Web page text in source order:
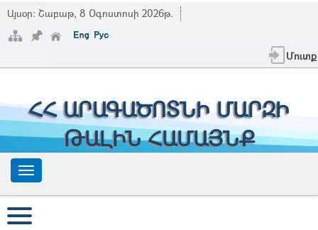
Այսօր: Շաբաթ, 8 Օգոստոսի 2026թ.
Մուտք
ՀՀ ԱՐԱԳԱԾՈՏՆԻ ՄԱՐԶԻ
ԹԱԼԻՆ ՀԱՄԱՅՆՔ